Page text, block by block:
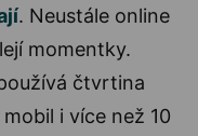
. Neustále online
momentky.
čtvrtina
i více než 10